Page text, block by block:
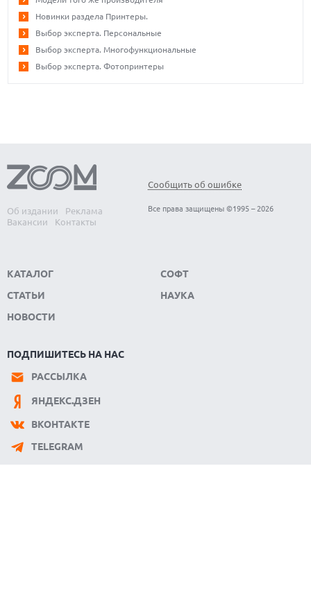
Новинки раздела Принтеры.
Выбор эксперта. Персональные
Выбор эксперта. Многофункциональные
Выбор эксперта. Фотопринтеры
Об издании
Реклама
Вакансии
Контакты
Сообщить об ошибке
Все права защищены ©1995 – 2026
КАТАЛОГ
СТАТЬИ
НОВОСТИ
СОФТ
НАУКА
ПОДПИШИТЕСЬ НА НАС
РАССЫЛКА
ЯНДЕКС.ДЗЕН
ВКОНТАКТЕ
TELEGRAM